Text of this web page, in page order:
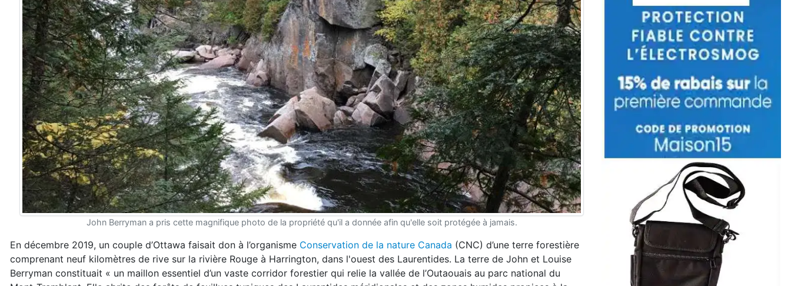
John Berryman a pris cette magnifique photo de la propriété qu'il a donnée afin qu'elle soit protégée à jamais.
En décembre 2019, un couple d’Ottawa faisait don à l’organisme Conservation de la nature Canada (CNC) d’une terre forestière
comprenant neuf kilomètres de rive sur la rivière Rouge à Harrington, dans l'ouest des Laurentides. La terre de John et Louise
Berryman constituait « un maillon essentiel d’un vaste corridor forestier qui relie la vallée de l’Outaouais au parc national du